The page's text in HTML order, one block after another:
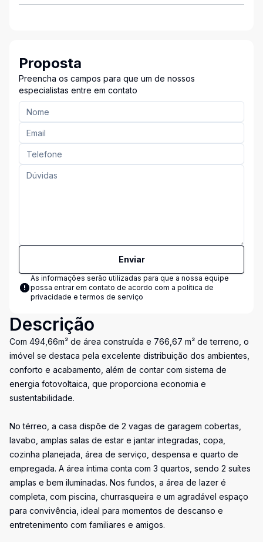
Proposta
Preencha os campos para que um de nossos
especialistas entre em contato
Enviar
As informações serão utilizadas para que a nossa equipe
possa entrar em contato de acordo com a política de
privacidade e termos de serviço
Descrição
Com 494,66m² de área construída e 766,67 m² de terreno, o
imóvel se destaca pela excelente distribuição dos ambientes,
conforto e acabamento, além de contar com sistema de
energia fotovoltaica, que proporciona economia e
sustentabilidade.
No térreo, a casa dispõe de 2 vagas de garagem cobertas,
lavabo, amplas salas de estar e jantar integradas, copa,
cozinha planejada, área de serviço, despensa e quarto de
empregada. A área íntima conta com 3 quartos, sendo 2 suítes
amplas e bem iluminadas. Nos fundos, a área de lazer é
completa, com piscina, churrasqueira e um agradável espaço
para convivência, ideal para momentos de descanso e
entretenimento com familiares e amigos.